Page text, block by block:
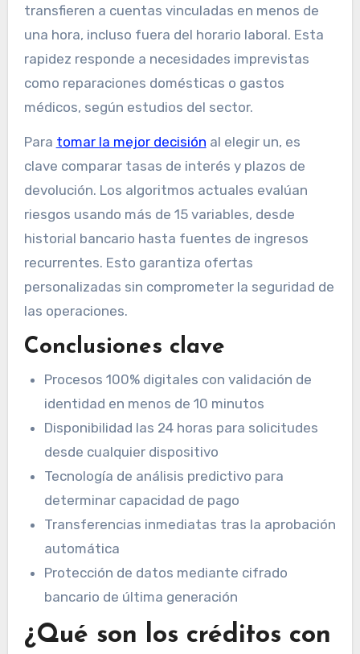
transfieren a cuentas vinculadas en menos de
una hora, incluso fuera del horario laboral. Esta
rapidez responde a necesidades imprevistas
como reparaciones domésticas o gastos
médicos, según estudios del sector.
Para tomar la mejor decisión al elegir un, es
clave comparar tasas de interés y plazos de
devolución. Los algoritmos actuales evalúan
riesgos usando más de 15 variables, desde
historial bancario hasta fuentes de ingresos
recurrentes. Esto garantiza ofertas
personalizadas sin comprometer la seguridad de
las operaciones.
Conclusiones clave
Procesos 100% digitales con validación de
identidad en menos de 10 minutos
Disponibilidad las 24 horas para solicitudes
desde cualquier dispositivo
Tecnología de análisis predictivo para
determinar capacidad de pago
Transferencias inmediatas tras la aprobación
automática
Protección de datos mediante cifrado
bancario de última generación
¿Qué son los créditos con